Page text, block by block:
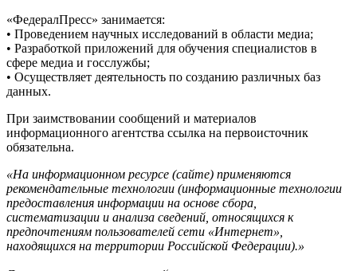
«ФедералПресс» занимается:
• Проведением научных исследований в области медиа;
• Разработкой приложений для обучения специалистов в
сфере медиа и госслужбы;
• Осуществляет деятельность по созданию различных баз
данных.
При заимствовании сообщений и материалов
информационного агентства ссылка на первоисточник
обязательна.
«На информационном ресурсе (сайте) применяются
рекомендательные технологии (информационные технологии
предоставления информации на основе сбора,
систематизации и анализа сведений, относящихся к
предпочтениям пользователей сети «Интернет»,
находящихся на территории Российской Федерации).»